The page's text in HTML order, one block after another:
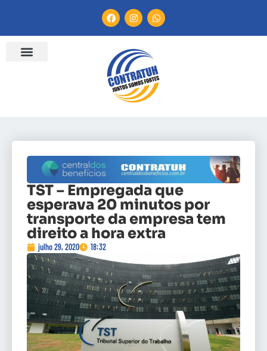
TST – Empregada que
esperava 20 minutos por
transporte da empresa tem
direito a hora extra
julho 29, 2020 18:32